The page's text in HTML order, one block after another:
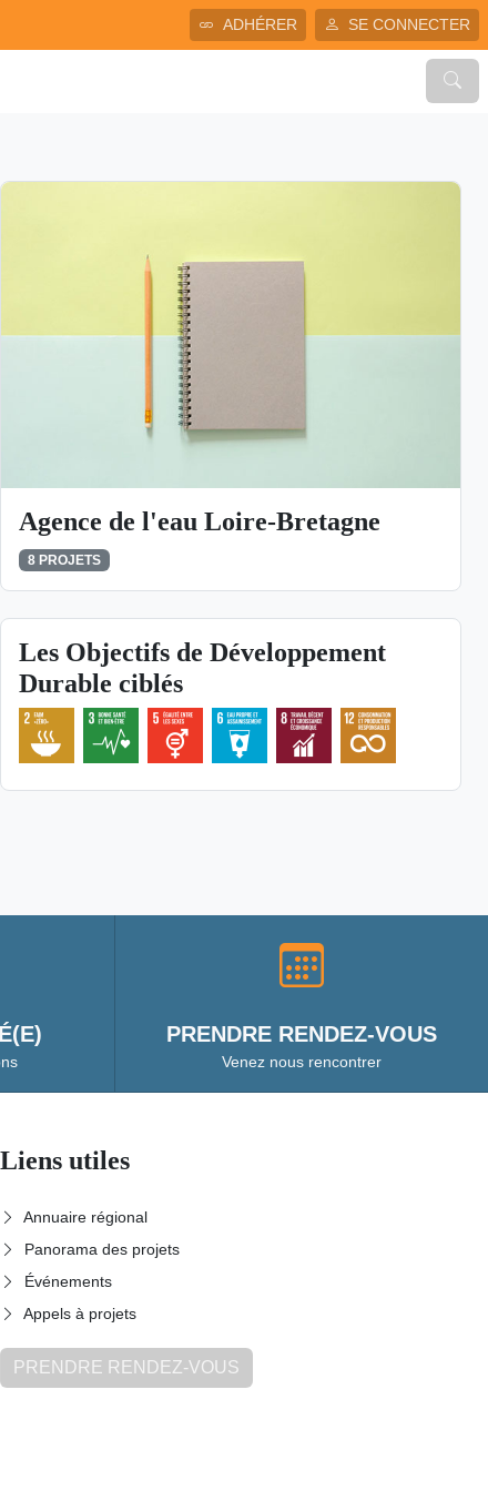
ADHÉRER SE CONNECTER
Agence de l'eau Loire-Bretagne
8 PROJETS
Les Objectifs de Développement
Durable ciblés
PRENDRE RENDEZ-VOUS
Venez nous rencontrer
Liens utiles
Annuaire régional
Panorama des projets
Événements
Appels à projets
PRENDRE RENDEZ-VOUS